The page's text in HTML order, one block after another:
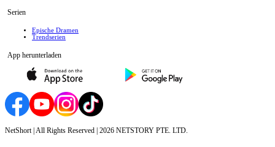
Serien
Epische Dramen
Trendserien
App herunterladen
NetShort | All Rights Reserved | 2026 NETSTORY PTE. LTD.